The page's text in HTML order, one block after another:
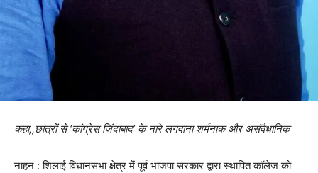
कहा,,छात्रों से ‘कांग्रेस जिंदाबाद’ के नारे लगवाना शर्मनाक और असंवैधानिक
नाहन : शिलाई विधानसभा क्षेत्र में पूर्व भाजपा सरकार द्वारा स्थापित कॉलेज को